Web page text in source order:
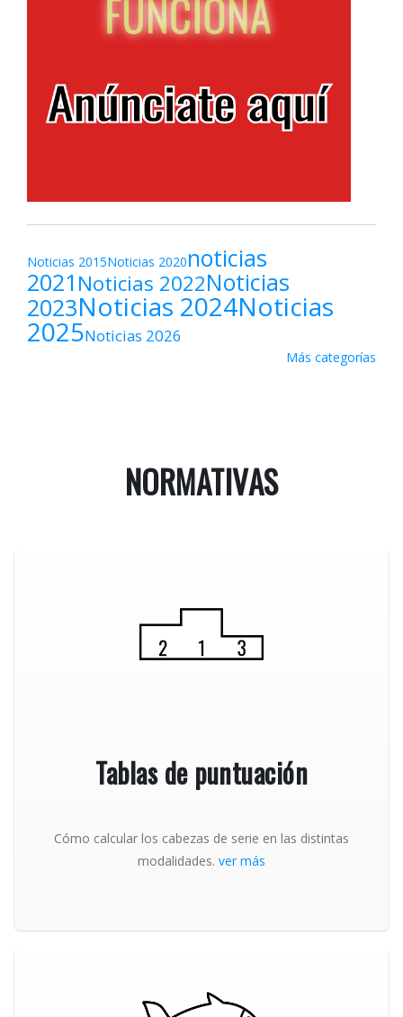
Noticias 2015Noticias 2020noticias
2021Noticias 2022Noticias
2023Noticias 2024Noticias
2025Noticias 2026
Más categorías
NORMATIVAS
Tablas de puntuación
Cómo calcular los cabezas de serie en las distintas
modalidades. ver más